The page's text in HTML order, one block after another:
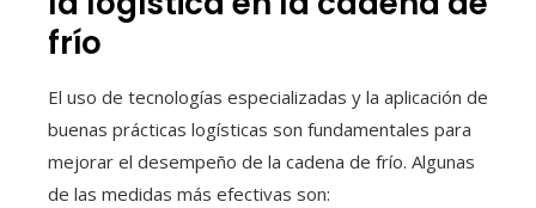
frío
El uso de tecnologías especializadas y la aplicación de
buenas prácticas logísticas son fundamentales para
mejorar el desempeño de la cadena de frío. Algunas
de las medidas más efectivas son: